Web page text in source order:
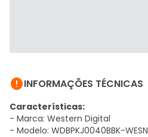
INFORMAÇÕES TÉCNICAS
Características:
- Marca: Western Digital
- Modelo: WDBPKJ0040BBK-WESN